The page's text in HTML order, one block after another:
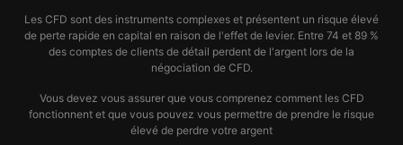
Les CFD sont des instruments complexes et présentent un risque élevé
de perte rapide en capital en raison de l'effet de levier. Entre 74 et 89 %
des comptes de clients de détail perdent de l'argent lors de la
négociation de CFD.
Vous devez vous assurer que vous comprenez comment les CFD
fonctionnent et que vous pouvez vous permettre de prendre le risque
élevé de perdre votre argent